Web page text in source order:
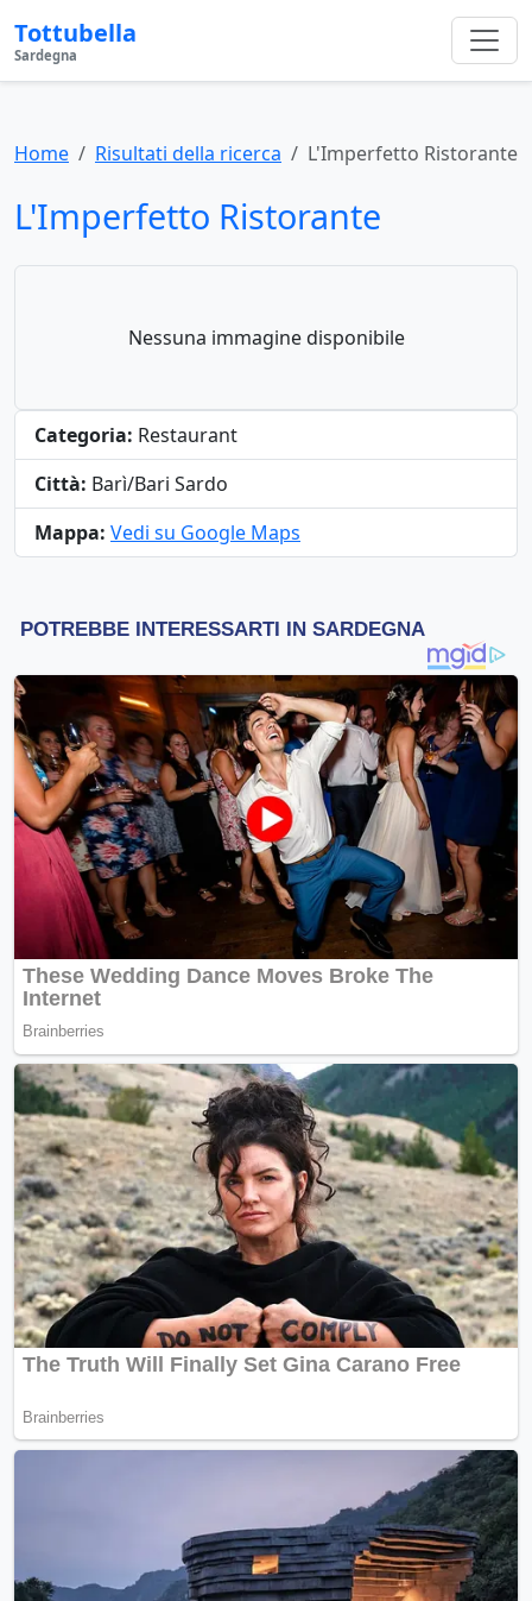
Tottubella
Sardegna
Home Risultati della ricerca L'Imperfetto Ristorante
L'Imperfetto Ristorante
Nessuna immagine disponibile
Categoria: Restaurant
Città: Barì/Bari Sardo
Mappa: Vedi su Google Maps